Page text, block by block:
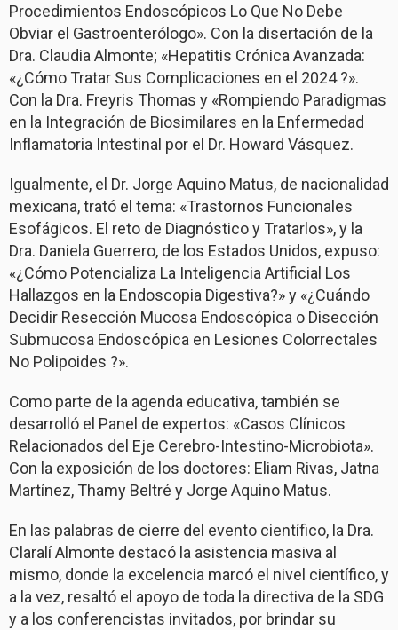
Procedimientos Endoscópicos Lo Que No Debe
Obviar el Gastroenterólogo». Con la disertación de la
Dra. Claudia Almonte; «Hepatitis Crónica Avanzada:
«¿Cómo Tratar Sus Complicaciones en el 2024 ?».
Con la Dra. Freyris Thomas y «Rompiendo Paradigmas
en la Integración de Biosimilares en la Enfermedad
Inflamatoria Intestinal por el Dr. Howard Vásquez.
Igualmente, el Dr. Jorge Aquino Matus, de nacionalidad
mexicana, trató el tema: «Trastornos Funcionales
Esofágicos. El reto de Diagnóstico y Tratarlos», y la
Dra. Daniela Guerrero, de los Estados Unidos, expuso:
«¿Cómo Potencializa La Inteligencia Artificial Los
Hallazgos en la Endoscopia Digestiva?» y «¿Cuándo
Decidir Resección Mucosa Endoscópica o Disección
Submucosa Endoscópica en Lesiones Colorrectales
No Polipoides ?».
Como parte de la agenda educativa, también se
desarrolló el Panel de expertos: «Casos Clínicos
Relacionados del Eje Cerebro-Intestino-Microbiota».
Con la exposición de los doctores: Eliam Rivas, Jatna
Martínez, Thamy Beltré y Jorge Aquino Matus.
En las palabras de cierre del evento científico, la Dra.
Claralí Almonte destacó la asistencia masiva al
mismo, donde la excelencia marcó el nivel científico, y
a la vez, resaltó el apoyo de toda la directiva de la SDG
y a los conferencistas invitados, por brindar su